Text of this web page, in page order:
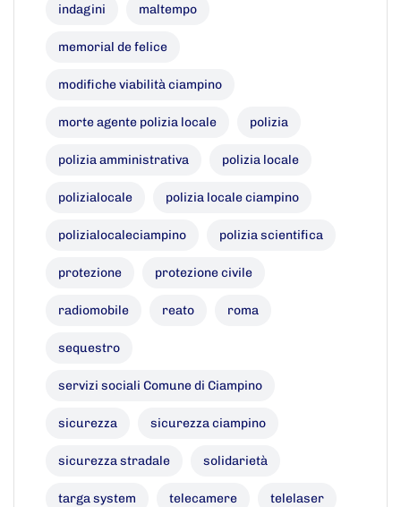
indagini maltempo
memorial de felice
modifiche viabilità ciampino
morte agente polizia locale polizia
polizia amministrativa polizia locale
polizialocale polizia locale ciampino
polizialocaleciampino polizia scientifica
protezione protezione civile
radiomobile reato roma
sequestro
servizi sociali Comune di Ciampino
sicurezza sicurezza ciampino
sicurezza stradale solidarietà
targa system telecamere telelaser